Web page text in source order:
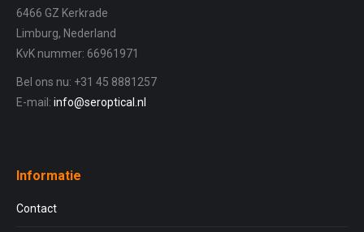
6466 GZ Kerkrade
Limburg, Nederland
KvK nummer: 66961971
Bel ons nu: +31 45 8881257
E-mail: info@seroptical.nl
Informatie
Contact